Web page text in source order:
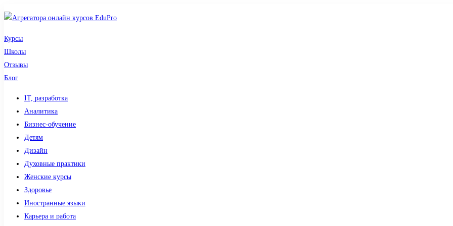
Курсы
Школы
Отзывы
Блог
IT, разработка
Аналитика
Бизнес-обучение
Детям
Дизайн
Духовные практики
Женские курсы
Здоровье
Иностранные языки
Карьера и работа